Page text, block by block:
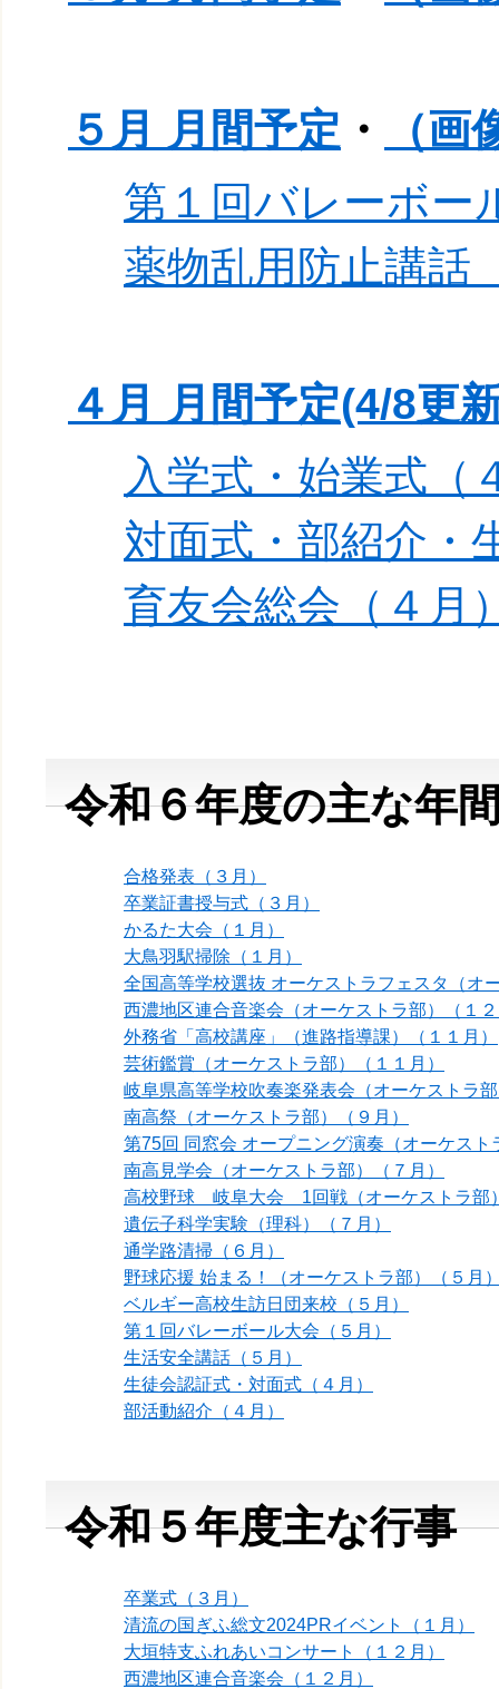
５月 月間予定 ・
（画
第１回バレーボー
薬物乱用防止講話
４月 月間予定(4/8更
入学式・始業式（
対面式・部紹介・
育友会総会（４月
令和６年度の主な年
合格発表（３月）
卒業証書授与式（３月）
かるた大会（１月）
大鳥羽駅掃除（１月）
全国高等学校選抜 オーケストラフェスタ（オ
西濃地区連合音楽会（オーケストラ部）（１
外務省「高校講座」（進路指導課）（１１月）
芸術鑑賞（オーケストラ部）（１１月）
岐阜県高等学校吹奏楽発表会（オーケストラ
南高祭（オーケストラ部）（９月）
第75回 同窓会 オープニング演奏（オーケスト
南高見学会（オーケストラ部）（７月）
高校野球 岐阜大会 1回戦（オーケストラ部
遺伝子科学実験（理科）（７月）
通学路清掃（６月）
野球応援 始まる！（オーケストラ部）（５月
ベルギー高校生訪日団来校（５月）
第１回バレーボール大会（５月）
生活安全講話（５月）
生徒会認証式・対面式（４月）
部活動紹介（４月）
令和５年度主な行事
卒業式（３月）
清流の国ぎふ総文2024PRイベント（１月）
大垣特支ふれあいコンサート（１２月）
西濃地区連合音楽会（１２月）